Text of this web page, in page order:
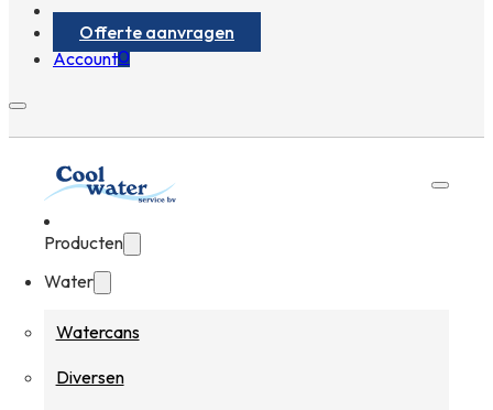
Offerte aanvragen
Account0
Producten
Water
Watercans
Diversen